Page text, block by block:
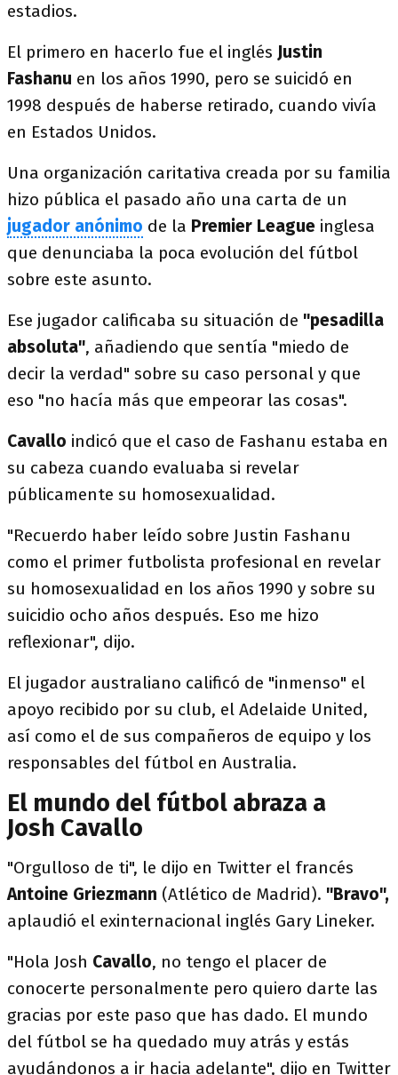
estadios.
El primero en hacerlo fue el inglés Justin
Fashanu en los años 1990, pero se suicidó en
1998 después de haberse retirado, cuando vivía
en Estados Unidos.
Una organización caritativa creada por su familia
hizo pública el pasado año una carta de un
jugador anónimo de la Premier League inglesa
que denunciaba la poca evolución del fútbol
sobre este asunto.
Ese jugador calificaba su situación de "pesadilla
absoluta", añadiendo que sentía "miedo de
decir la verdad" sobre su caso personal y que
eso "no hacía más que empeorar las cosas".
Cavallo indicó que el caso de Fashanu estaba en
su cabeza cuando evaluaba si revelar
públicamente su homosexualidad.
"Recuerdo haber leído sobre Justin Fashanu
como el primer futbolista profesional en revelar
su homosexualidad en los años 1990 y sobre su
suicidio ocho años después. Eso me hizo
reflexionar", dijo.
El jugador australiano calificó de "inmenso" el
apoyo recibido por su club, el Adelaide United,
así como el de sus compañeros de equipo y los
responsables del fútbol en Australia.
El mundo del fútbol abraza a
Josh Cavallo
"Orgulloso de ti", le dijo en Twitter el francés
Antoine Griezmann (Atlético de Madrid). "Bravo",
aplaudió el exinternacional inglés Gary Lineker.
"Hola Josh Cavallo, no tengo el placer de
conocerte personalmente pero quiero darte las
gracias por este paso que has dado. El mundo
del fútbol se ha quedado muy atrás y estás
ayudándonos a ir hacia adelante", dijo en Twitter